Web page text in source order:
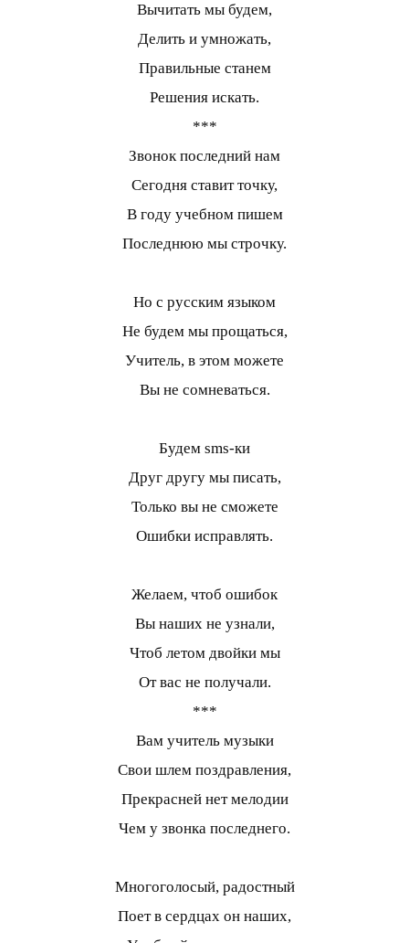
Вычитать мы будем,
Делить и умножать,
Правильные станем
Решения искать.
***
Звонок последний нам
Сегодня ставит точку,
В году учебном пишем
Последнюю мы строчку.
Но с русским языком
Не будем мы прощаться,
Учитель, в этом можете
Вы не сомневаться.
Будем sms-ки
Друг другу мы писать,
Только вы не сможете
Ошибки исправлять.
Желаем, чтоб ошибок
Вы наших не узнали,
Чтоб летом двойки мы
От вас не получали.
***
Вам учитель музыки
Свои шлем поздравления,
Прекрасней нет мелодии
Чем у звонка последнего.
Многоголосый, радостный
Поет в сердцах он наших,